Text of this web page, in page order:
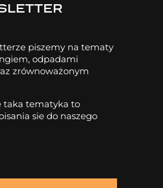
piszemy na tematy
odpadami
zrównoważonym
taka tematyka to
sie do naszego